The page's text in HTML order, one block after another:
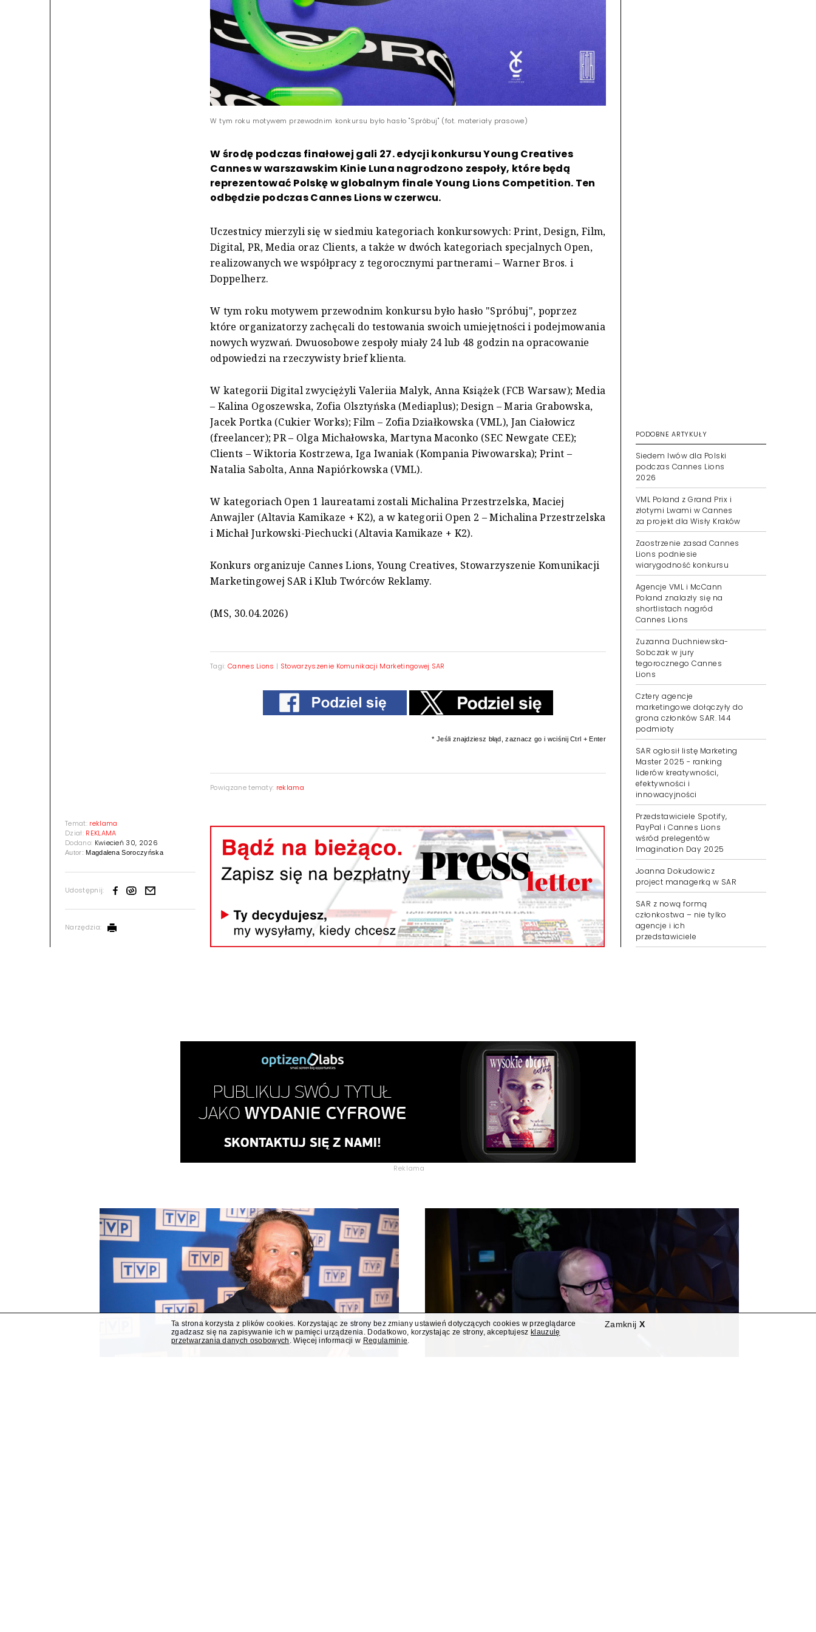
Temat: reklama
Dział: REKLAMA
Dodano: Kwiecień 30, 2026
Autor:Magdalena Soroczyńska
Udostępnij:
Narzędzia:
W tym roku motywem przewodnim konkursu było hasło "Spróbuj" (fot. materiały prasowe)
W środę podczas finałowej gali 27. edycji konkursu Young Creatives
Cannes w warszawskim Kinie Luna nagrodzono zespoły, które będą
reprezentować Polskę w globalnym finale Young Lions Competition. Ten
odbędzie podczas Cannes Lions w czerwcu.
Uczestnicy mierzyli się w siedmiu kategoriach konkursowych: Print, Design, Film,
Digital, PR, Media oraz Clients, a także w dwóch kategoriach specjalnych Open,
realizowanych we współpracy z tegorocznymi partnerami – Warner Bros. i
Doppelherz.
W tym roku motywem przewodnim konkursu było hasło "Spróbuj", poprzez
które organizatorzy zachęcali do testowania swoich umiejętności i podejmowania
nowych wyzwań. Dwuosobowe zespoły miały 24 lub 48 godzin na opracowanie
odpowiedzi na rzeczywisty brief klienta.
W kategorii Digital zwyciężyli Valeriia Malyk, Anna Książek (FCB Warsaw); Media
– Kalina Ogoszewska, Zofia Olsztyńska (Mediaplus); Design – Maria Grabowska,
Jacek Portka (Cukier Works); Film – Zofia Działkowska (VML), Jan Ciałowicz
(freelancer); PR – Olga Michałowska, Martyna Maconko (SEC Newgate CEE);
Clients – Wiktoria Kostrzewa, Iga Iwaniak (Kompania Piwowarska); Print –
Natalia Sabolta, Anna Napiórkowska (VML).
W kategoriach Open 1 laureatami zostali Michalina Przestrzelska, Maciej
Anwajler (Altavia Kamikaze + K2), a w kategorii Open 2 – Michalina Przestrzelska
i Michał Jurkowski-Piechucki (Altavia Kamikaze + K2).
Konkurs organizuje Cannes Lions, Young Creatives, Stowarzyszenie Komunikacji
Marketingowej SAR i Klub Twórców Reklamy.
(MS, 30.04.2026)
Tagi: Cannes Lions | Stowarzyszenie Komunikacji Marketingowej SAR
* Jeśli znajdziesz błąd, zaznacz go i wciśnij Ctrl + Enter
Powiązane tematy: reklama
PODOBNE ARTYKUŁY
Siedem lwów dla Polski
podczas Cannes Lions
2026
VML Poland z Grand Prix i
złotymi Lwami w Cannes
za projekt dla Wisły Kraków
Zaostrzenie zasad Cannes
Lions podniesie
wiarygodność konkursu
Agencje VML i McCann
Poland znalazły się na
shortlistach nagród
Cannes Lions
Zuzanna Duchniewska-
Sobczak w jury
tegorocznego Cannes
Lions
Cztery agencje
marketingowe dołączyły do
grona członków SAR. 144
podmioty
SAR ogłosił listę Marketing
Master 2025 - ranking
liderów kreatywności,
efektywności i
innowacyjności
Przedstawiciele Spotify,
PayPal i Cannes Lions
wśród prelegentów
Imagination Day 2025
Joanna Dokudowicz
project managerką w SAR
SAR z nową formą
członkostwa – nie tylko
agencje i ich
przedstawiciele
Reklama
Zamknij X
Ta strona korzysta z plików cookies. Korzystając ze strony bez zmiany ustawień dotyczących cookies w przeglądarce
zgadzasz się na zapisywanie ich w pamięci urządzenia. Dodatkowo, korzystając ze strony, akceptujesz klauzulę
przetwarzania danych osobowych . Więcej informacji w Regulaminie.